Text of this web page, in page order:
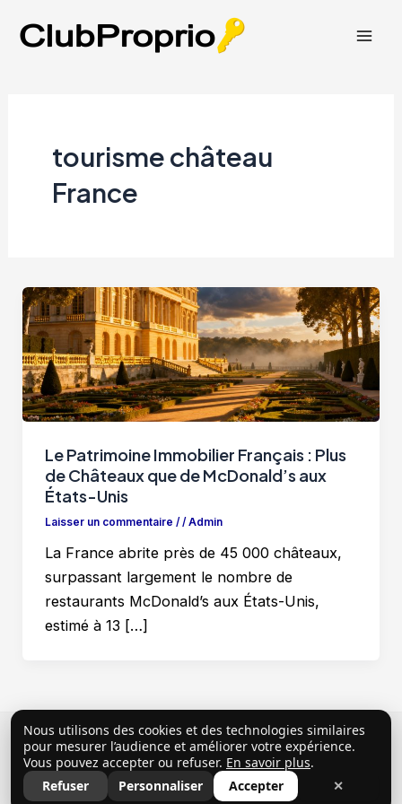
tourisme château
France
Le Patrimoine Immobilier Français : Plus
de Châteaux que de McDonald’s aux
États-Unis
Laisser un commentaire / / Admin
La France abrite près de 45 000 châteaux,
surpassant largement le nombre de
restaurants McDonald’s aux États-Unis,
estimé à 13 […]
Copyright © 2026 ClubProprio |Politique de
confidentialité|Conditions Générales d’Utilisation
Mentions légales
Nous utilisons des cookies et des technologies similaires
pour mesurer l’audience et améliorer votre expérience.
Vous pouvez accepter ou refuser. En savoir plus.
Refuser
Personnaliser Accepter ✕